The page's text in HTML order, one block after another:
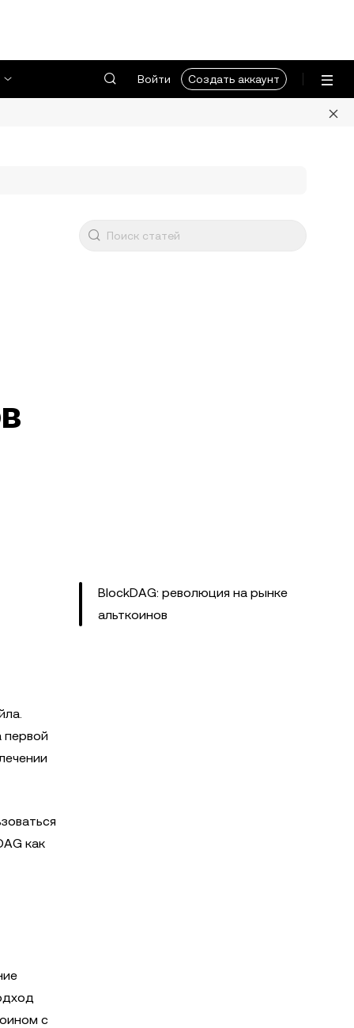
Войти Создать аккаунт
как
с
BlockDAG: революция на рынке
альткоинов